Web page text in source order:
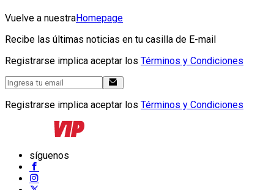
Vuelve a nuestraHomepage
Recibe las últimas noticias en tu casilla de E-mail
Registrarse implica aceptar los Términos y Condiciones
Registrarse implica aceptar los Términos y Condiciones
síguenos